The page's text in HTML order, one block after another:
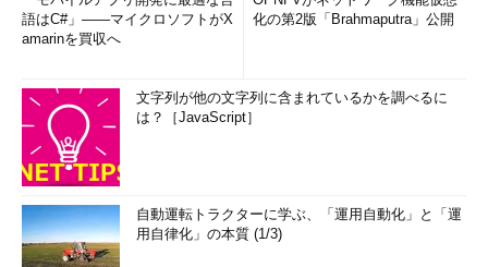
語はC#」――マイクロソフトがX
amarinを買収へ
化の第2版「Brahmaputra」公開
文字列が他の文字列に含まれているかを調べるに
は？［JavaScript］
自動運転トラクターに学ぶ、「運用自動化」と「運
用自律化」の本質 (1/3)